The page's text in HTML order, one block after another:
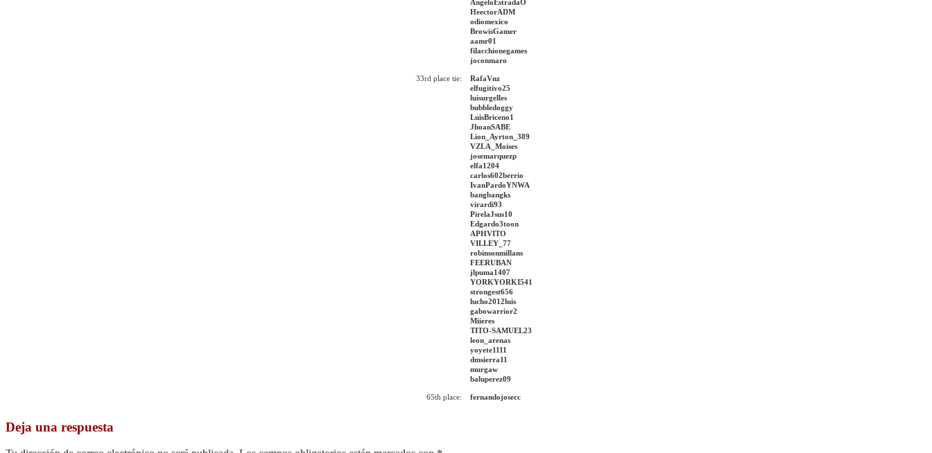
AngeloEstradaO
HeectorADM
odiomexico
BrowisGamer
aamr01
filacchionegames
joconmaro
33rd place tie:
RafaVnz
elfugitivo25
luisurgelles
bubbledoggy
LuisBriceno1
JhoanSABE
Lion_Ayrton_389
VZLA_Moises
josemarquezp
elfa1204
carlos602berrio
IvanPardoYNWA
bangbangks
virardi93
PirelaJsus10
Edgardo3toon
APHVITO
VILLEY_77
robinsonmillans
FEERUBAN
jlpuma1407
YORKYORKI541
strongest656
lucho2012luis
gabowarrior2
Miieres
TITO-SAMUEL23
leon_arenas
yoyete1111
dmsierra11
murgaw
baluperez09
65th place: fernandojosecc
Deja una respuesta